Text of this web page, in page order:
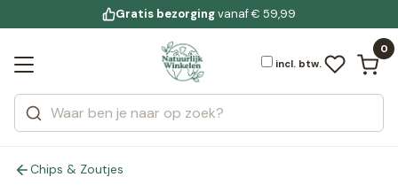
Jouw bewuste leefstijl
voor 19:00 uur besteld
Gratis bezorgingvanaf € 59,99
incl. btw.
0
Zoeken
Categorieën
Merken
Bekijk alle resultaten
Chips & Zoutjes